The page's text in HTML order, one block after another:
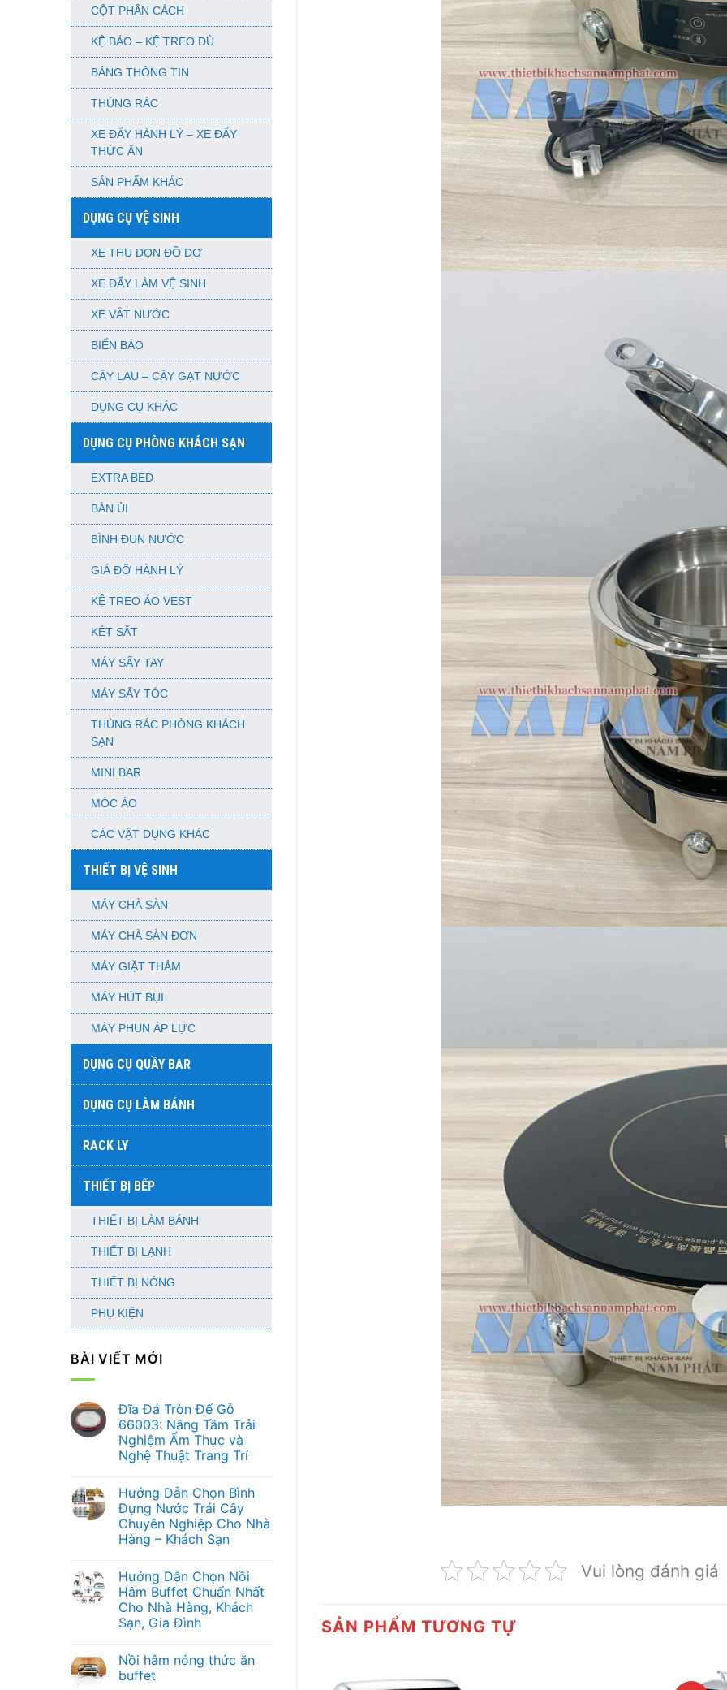
CỘT PHÂN CÁCH
KỆ BÁO – KỆ TREO DÙ
BẢNG THÔNG TIN
THÙNG RÁC
XE ĐẨY HÀNH LÝ – XE ĐẨY
THỨC ĂN
SẢN PHẨM KHÁC
DỤNG CỤ VỆ SINH
XE THU DỌN ĐỒ DƠ
XE ĐẨY LÀM VỆ SINH
XE VẮT NƯỚC
BIỂN BÁO
CÂY LAU – CÂY GẠT NƯỚC
DỤNG CỤ KHÁC
DỤNG CỤ PHÒNG KHÁCH SẠN
EXTRA BED
BÀN ỦI
BÌNH ĐUN NƯỚC
GIÁ ĐỠ HÀNH LÝ
KỆ TREO ÁO VEST
KÉT SẮT
MÁY SẤY TAY
MÁY SẤY TÓC
THÙNG RÁC PHÒNG KHÁCH
SẠN
MINI BAR
MÓC ÁO
CÁC VẬT DỤNG KHÁC
THIẾT BỊ VỆ SINH
MÁY CHÀ SÀN
MÁY CHÀ SÀN ĐƠN
MÁY GIẶT THẢM
MÁY HÚT BỤI
MÁY PHUN ÁP LỰC
DỤNG CỤ QUẦY BAR
DỤNG CỤ LÀM BÁNH
RACK LY
THIẾT BỊ BẾP
THIẾT BỊ LÀM BÁNH
THIẾT BỊ LẠNH
THIẾT BỊ NÓNG
PHỤ KIỆN
BÀI VIẾT MỚI
Đĩa Đá Tròn Đế Gỗ
66003: Nâng Tầm Trải
Nghiệm Ẩm Thực và
Nghệ Thuật Trang Trí
bình
luận
ở
Đĩa
Đá
Tròn
66003:
Nâng
Tầm
Trải
Nghiệm
Ẩm
Nghệ
Thuật
Trang
Hướng Dẫn Chọn Bình
Đựng Nước Trái Cây
Chuyên Nghiệp Cho Nhà
Hàng – Khách Sạn
bình
luận
ở
Hướng
Dẫn
Chọn
Nước
Trái
Cây
Hướng Dẫn Chọn Nồi
Hâm Buffet Chuẩn Nhất
Cho Nhà Hàng, Khách
Sạn, Gia Đình
bình
luận
ở
Nồi hâm nóng thức ăn
buffet
Vui lòng đánh giá
SẢN PHẨM TƯƠNG TỰ